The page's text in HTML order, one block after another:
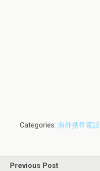
Categories: 海外携帯電話
Previous Post